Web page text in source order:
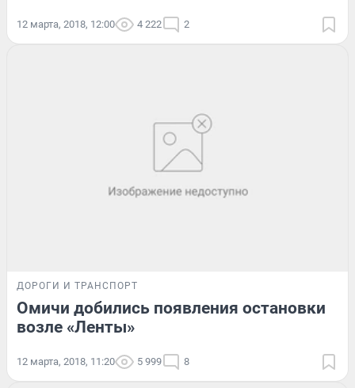
12 марта, 2018, 12:00 4 222 2
ДОРОГИ И ТРАНСПОРТ
Омичи добились появления остановки
возле «Ленты»
12 марта, 2018, 11:20 5 999 8